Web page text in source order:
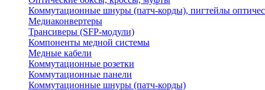
Коммутационные шнуры (патч-корды), пигтейлы
Медиаконвертеры
Трансиверы (SFP-модули)
Компоненты медной системы
Медные кабели
Коммутационные розетки
Коммутационные панели
Коммутационные шнуры (патч-корды)